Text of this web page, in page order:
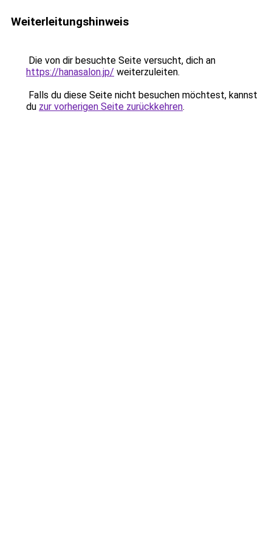
Weiterleitungshinweis
Die von dir besuchte Seite versucht, dich an
https://hanasalon.jp/ weiterzuleiten.
Falls du diese Seite nicht besuchen möchtest, kannst
du zur vorherigen Seite zurückkehren.